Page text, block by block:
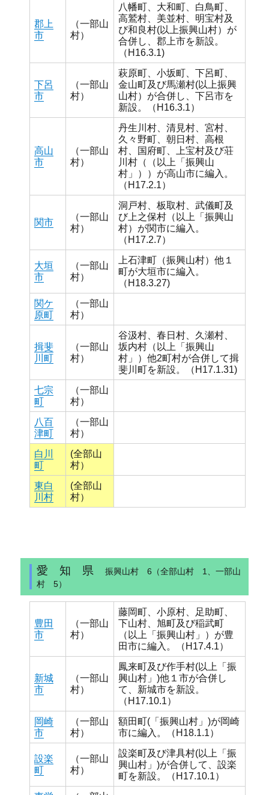
郡上
市
（一部山
村）
八幡町、大和町、白鳥町、
高鷲村、美並村、明宝村及
び和良村(以上振興山村）が
合併し、郡上市を新設。
（H16.3.1)
下呂
市
（一部山
村）
萩原町、小坂町、下呂町、
金山町及び馬瀬村(以上振興
山村）が合併し、下呂市を
新設。（H16.3.1）
高山
市
（一部山
村）
丹生川村、清見村、宮村、
久々野町、朝日村、高根
村、国府町、上宝村及び荘
川村（（以上「振興山
村」））が高山市に編入。
（H17.2.1）
関市
（一部山
村）
洞戸村、板取村、武儀町及
び上之保村（以上「振興山
村）が関市に編入。
（H17.2.7）
大垣
市
（一部山
村）
上石津町（振興山村）他１
町が大垣市に編入。
（H18.3.27)
関ケ
原町
（一部山
村）
揖斐
川町
（一部山
村）
谷汲村、春日村、久瀬村、
坂内村（以上「振興山
村」）他2町村が合併して揖
斐川町を新設。（H17.1.31)
七宗
町
（一部山
村）
八百
津町
（一部山
村）
白川
町
(全部山
村）
東白
川村
(全部山
村）
愛 知 県振興山村 6（全部山村 1、一部山
村 5）
豊田
市
（一部山
村）
藤岡町、小原村、足助町、
下山村、旭町及び稲武町
（以上「振興山村」）が豊
田市に編入。（H17.4.1）
新城
市
（一部山
村）
鳳来町及び作手村(以上「振
興山村」)他１市が合併し
て、新城市を新設。
（H17.10.1）
岡崎
市
（一部山
村）
額田町(「振興山村」)が岡崎
市に編入。（H18.1.1）
設楽
町
（一部山
村）
設楽町及び津具村(以上「振
興山村」)が合併して、設楽
町を新設。（H17.10.1）